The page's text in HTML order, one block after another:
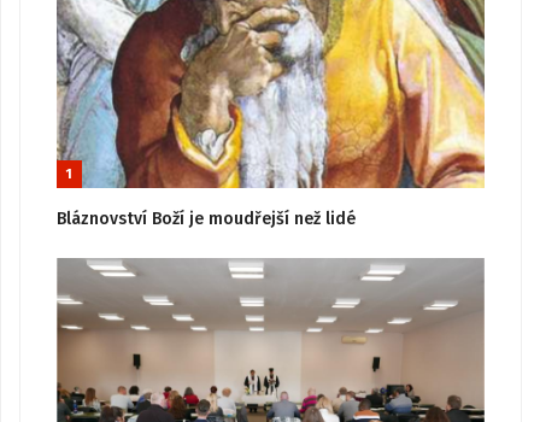
1
Bláznovství Boží je moudřejší než lidé